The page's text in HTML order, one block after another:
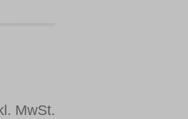
MwSt.